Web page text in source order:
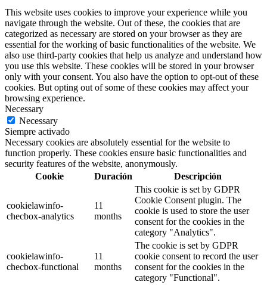
This website uses cookies to improve your experience while you
navigate through the website. Out of these, the cookies that are
categorized as necessary are stored on your browser as they are
essential for the working of basic functionalities of the website. We
also use third-party cookies that help us analyze and understand how
you use this website. These cookies will be stored in your browser
only with your consent. You also have the option to opt-out of these
cookies. But opting out of some of these cookies may affect your
browsing experience.
Necessary
Necessary
Siempre activado
Necessary cookies are absolutely essential for the website to
function properly. These cookies ensure basic functionalities and
security features of the website, anonymously.
Cookie
Duración Descripción
cookielawinfo-
checbox-analytics
11
months
This cookie is set by GDPR
Cookie Consent plugin. The
cookie is used to store the user
consent for the cookies in the
category "Analytics".
cookielawinfo-
checbox-functional
11
months
The cookie is set by GDPR
cookie consent to record the user
consent for the cookies in the
category "Functional".